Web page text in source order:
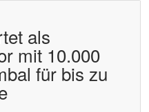
als
mit 10.000
für bis zu